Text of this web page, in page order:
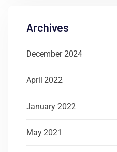
Archives
December 2024
April 2022
January 2022
May 2021